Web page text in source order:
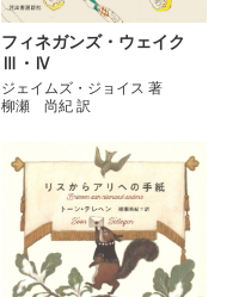
フィネガンズ・ウェイク
Ⅲ・Ⅳ
ジェイムズ・ジョイス 著
柳瀬 尚紀 訳